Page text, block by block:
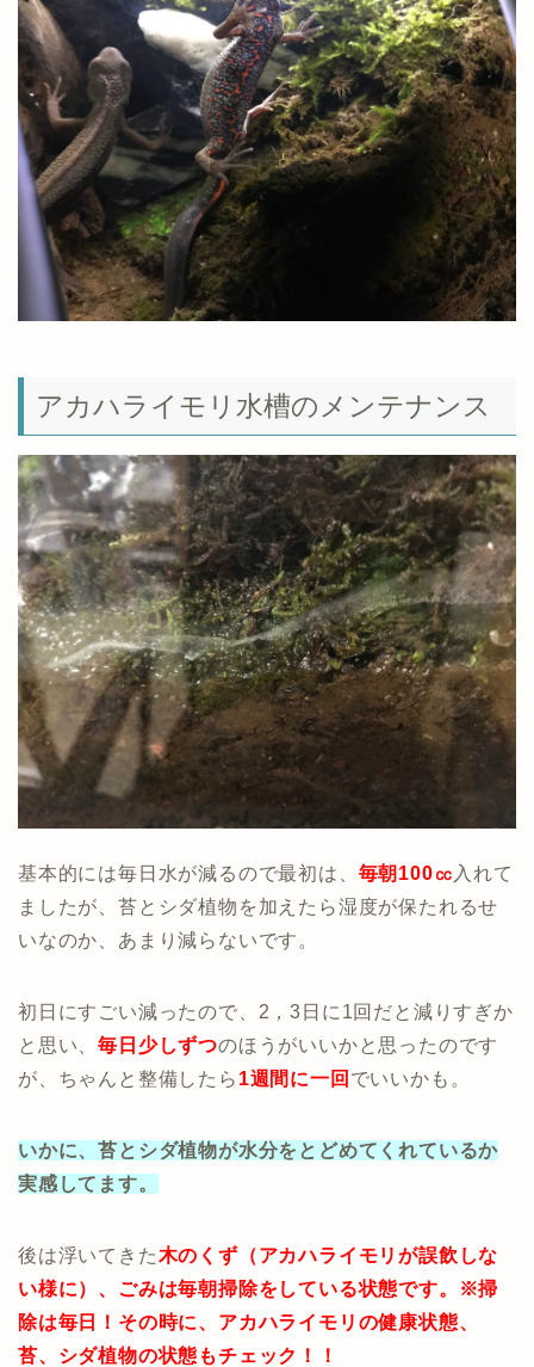
アカハライモリ水槽のメンテナンス
基本的には毎日水が減るので最初は、 毎朝100㏄ 入れて
ましたが、苔とシダ植物を加えたら湿度が保たれるせ
いなのか、あまり減らないです。
初日にすごい減ったので、2，3日に1回だと減りすぎか
と思い、毎日少しずつのほうがいいかと思ったのです
が、ちゃんと整備したら 1週間に一回 でいいかも。
いかに、苔とシダ植物が水分をとどめてくれているか
実感してます。
後は浮いてきた木のくず（アカハライモリが誤飲しな
い様に）、ごみは毎朝掃除をしている状態です。※掃
除は毎日！その時に、アカハライモリの健康状態、
苔、シダ植物の状態もチェック！！